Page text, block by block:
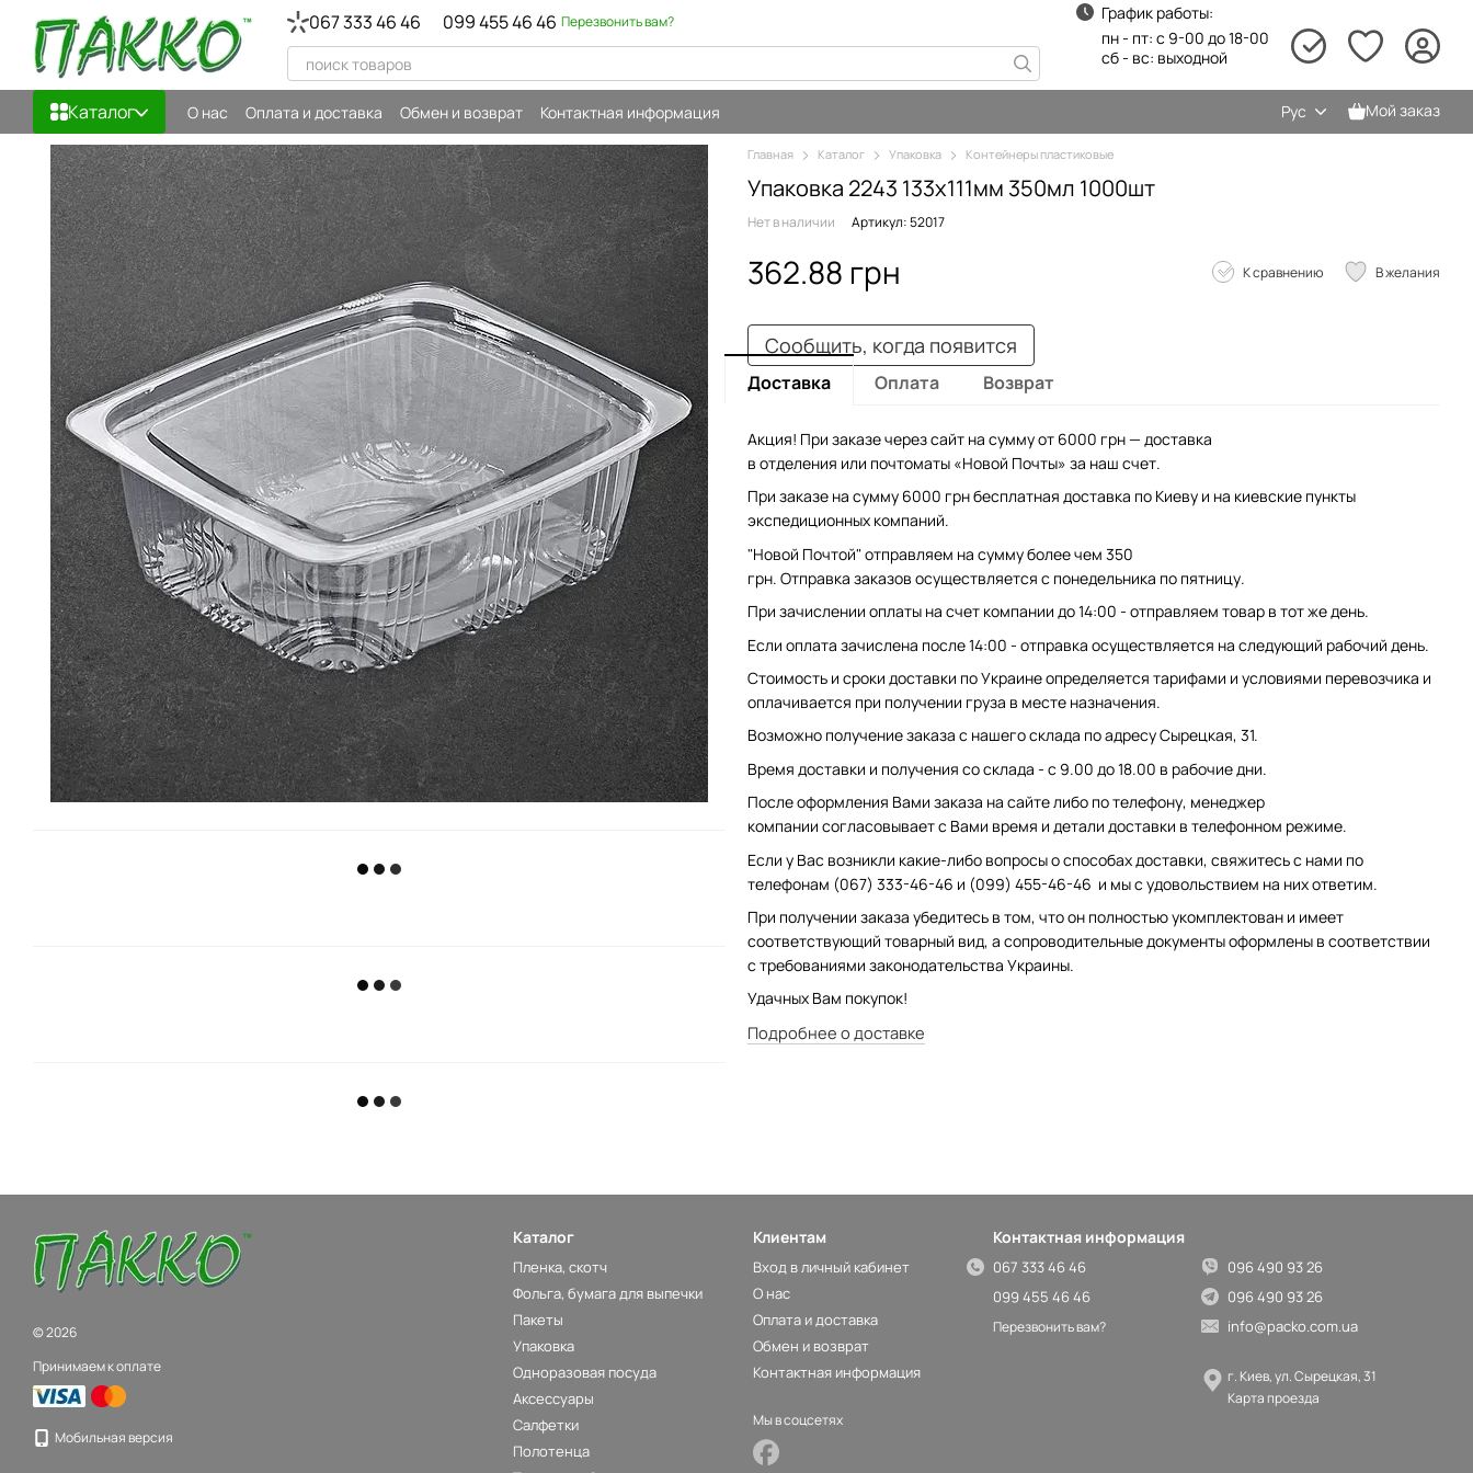
Перейти к основному контенту 067 333 46 46 099 455 46 46 Перезвонить вам?
График работы:
пн - пт: с 9-00 до 18-00
сб - вс: выходной
Каталог О нас Оплата и доставка Обмен и возврат Контактная информация Рус Мой заказ
Главная Каталог Упаковка Контейнеры пластиковые
Упаковка 2243 133х111мм 350мл 1000шт
Нет в наличии Артикул: 52017
362.88 грн К сравнению В желания
Сообщить, когда появится
Доставка Оплата Возврат
Акция! При заказе через сайт на сумму от 6000 грн — доставка
в отделения или почтоматы «Новой Почты» за наш счет.
При заказе на сумму 6000 грн бесплатная доставка по Киеву и на киевские пункты
экспедиционных компаний.
"Новой Почтой" отправляем на сумму более чем 350
грн. Отправка заказов осуществляется с понедельника по пятницу.
При зачислении оплаты на счет компании до 14:00 - отправляем товар в тот же день.
Если оплата зачислена после 14:00 - отправка осуществляется на следующий рабочий день.
Стоимость и сроки доставки по Украине определяется тарифами и условиями перевозчика и
оплачивается при получении груза в месте назначения.
Возможно получение заказа с нашего склада по адресу Сырецкая, 31.
Время доставки и получения со склада - с 9.00 до 18.00 в рабочие дни.
После оформления Вами заказа на сайте либо по телефону, менеджер
компании согласовывает с Вами время и детали доставки в телефонном режиме.
Если у Вас возникли какие-либо вопросы о способах доставки, свяжитесь с нами по
телефонам (067) 333-46-46 и (099) 455-46-46 и мы с удовольствием на них ответим.
При получении заказа убедитесь в том, что он полностью укомплектован и имеет
соответствующий товарный вид, а сопроводительные документы оформлены в соответствии
с требованиями законодательства Украины.
Удачных Вам покупок!
Подробнее о доставке
© 2026
Принимаем к оплате
Мобильная версия
Каталог
Пленка, скотч
Фольга, бумага для выпечки
Пакеты
Упаковка
Одноразовая посуда
Аксессуары
Салфетки
Полотенца
Клиентам
Вход в личный кабинет
О нас
Оплата и доставка
Обмен и возврат
Контактная информация
Мы в соцсетях
Контактная информация
067 333 46 46
099 455 46 46
Перезвонить вам?
096 490 93 26
096 490 93 26
info@packo.com.ua
г. Киев, ул. Сырецкая, 31
Карта проезда